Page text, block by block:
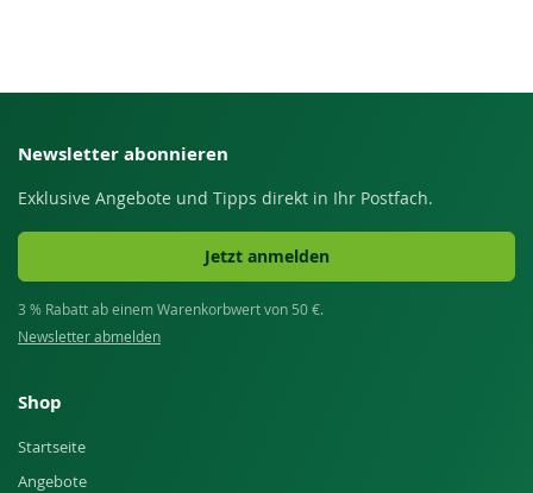
Newsletter abonnieren
Exklusive Angebote und Tipps direkt in Ihr Postfach.
Jetzt anmelden
3 % Rabatt ab einem Warenkorbwert von 50 €.
Newsletter abmelden
Shop
Startseite
Angebote